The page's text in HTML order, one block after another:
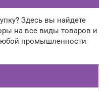
Здесь вы найдете
на все виды товаров и
промышленности